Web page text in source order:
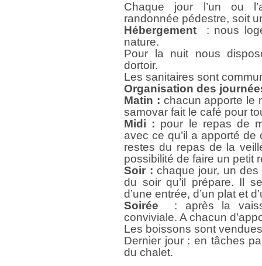
Chaque jour l’un ou
randonnée pédestre, soit
Hébergement
: nous
nature.
Pour la nuit nous
dortoir.
Les sanitaires sont
Organisation des
Matin : chacun apporte le
samovar fait le café pour
Midi : pour le repas de
avec ce qu’il a apporté de
restes du repas de la
possibilité de faire un petit
Soir : chaque jour, un
du soir qu’il prépare. Il
d’une entrée, d’un plat et
Soirée
: après la
conviviale. A chacun
Les boissons sont
Dernier jour : en tâches
du chalet.